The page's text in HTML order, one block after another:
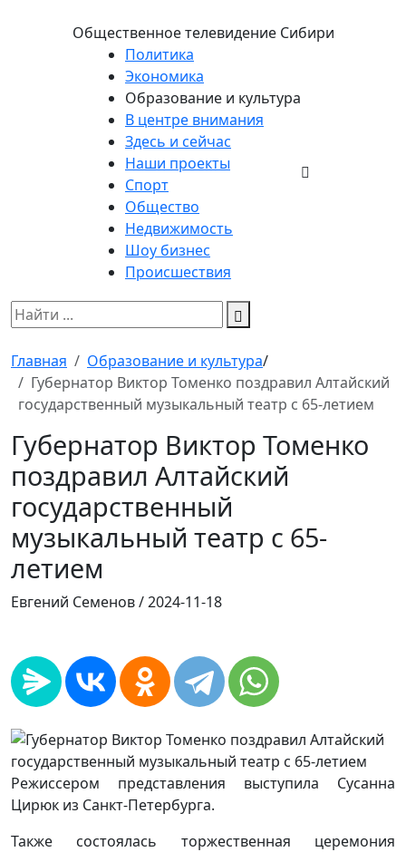
Общественное телевидение Сибири
Политика
Экономика
Образование и культура
В центре внимания
Здесь и сейчас
Наши проекты
Спорт
Общество
Недвижимость
Шоу бизнес
Происшествия
Главная Образование и культура/
Губернатор Виктор Томенко поздравил Алтайский
государственный музыкальный театр с 65-летием
Губернатор Виктор Томенко
поздравил Алтайский
государственный
музыкальный театр с 65-
летием
Евгений Семенов /2024-11-18
Режиссером представления выступила Сусанна
Цирюк из Санкт-Петербурга.
Также состоялась торжественная церемония